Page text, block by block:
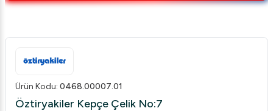
Ürün Kodu: 0468.00007.01
Öztiryakiler Kepçe Çelik No:7